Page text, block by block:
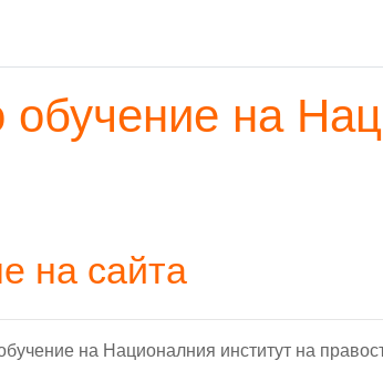
обучение на
на сайта
на Националния институт на